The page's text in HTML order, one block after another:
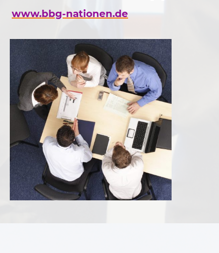
www.bbg-nationen.de